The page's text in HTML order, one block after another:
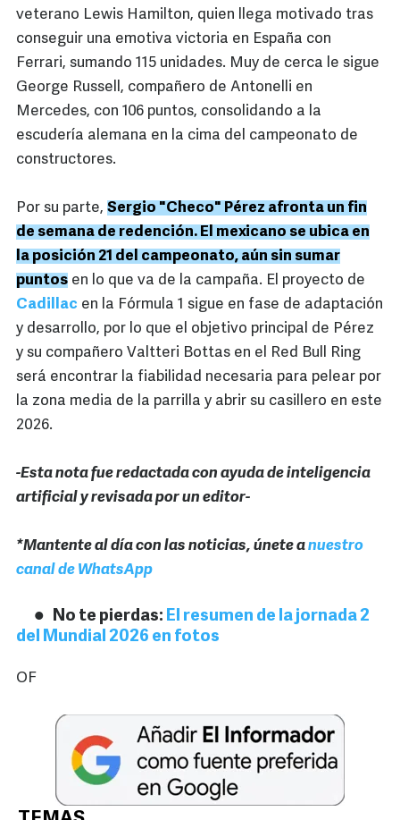
veterano Lewis Hamilton, quien llega motivado tras
conseguir una emotiva victoria en España con
Ferrari, sumando 115 unidades. Muy de cerca le sigue
George Russell, compañero de Antonelli en
Mercedes, con 106 puntos, consolidando a la
escudería alemana en la cima del campeonato de
constructores.
Por su parte, Sergio "Checo" Pérez afronta un fin
de semana de redención. El mexicano se ubica en
la posición 21 del campeonato, aún sin sumar
puntos en lo que va de la campaña. El proyecto de
Cadillac en la Fórmula 1 sigue en fase de adaptación
y desarrollo, por lo que el objetivo principal de Pérez
y su compañero Valtteri Bottas en el Red Bull Ring
será encontrar la fiabilidad necesaria para pelear por
la zona media de la parrilla y abrir su casillero en este
2026.
-Esta nota fue redactada con ayuda de inteligencia
artificial y revisada por un editor-
*Mantente al día con las noticias, únete anuestro
canal de WhatsApp
No te pierdas: El resumen de la jornada 2
del Mundial 2026 en fotos
OF